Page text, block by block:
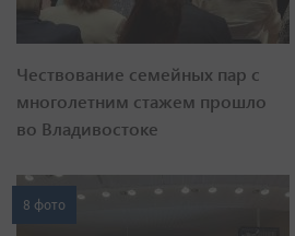
Чествование семейных пар с
многолетним стажем прошло
во Владивостоке
8 фото